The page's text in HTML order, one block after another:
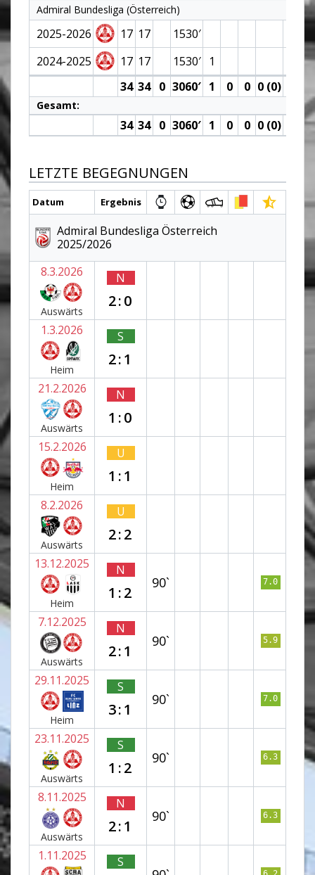
Admiral Bundesliga (Österreich)
2025-2026 17 17
1530′
2024-2025
17 17 1530′ 1
34 34 0 3060′ 1 0 0 0 (0)
Gesamt:
34 34 0 3060′ 1 0 0 0 (0)
LETZTE BEGEGNUNGEN
Datum Ergebnis
Admiral Bundesliga Österreich
2025/2026
8.3.2026
Auswärts
N
2:0
1.3.2026
Heim
S
2:1
21.2.2026
Auswärts
N
1:0
15.2.2026
Heim
U
1:1
8.2.2026
Auswärts
U
2:2
13.12.2025
Heim
N
1:2
90` 7.0
7.12.2025
Auswärts
N
2:1
90` 5.9
29.11.2025
Heim
S
3:1
90` 7.0
23.11.2025
Auswärts
S
1:2
90` 6.3
8.11.2025
Auswärts
N
2:1
90` 6.3
1.11.2025 S